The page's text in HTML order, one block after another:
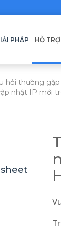
PHÁP HỖ TRỢ
hỏi thường gặp
nhật IP mới